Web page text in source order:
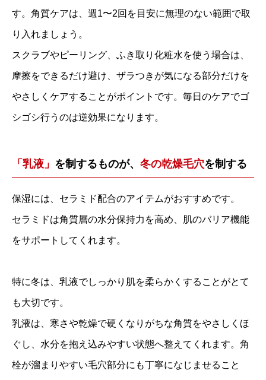
す。角質ケアは、週1〜2回を目安に無理のない範囲で取
り入れましょう。
スクラブやピーリング、ふき取り化粧水を使う場合は、
摩擦をできるだけ避け、ザラつきが気になる部分だけを
やさしくケアすることがポイントです。毎日のケアでゴ
シゴシ行うのは逆効果になります。
「乳液」 を制するものが、 冬の乾燥毛穴を制する
保湿には、セラミド配合のアイテムがおすすめです。
セラミドは角質層の水分保持力を高め、肌のバリア機能
をサポートしてくれます。
特に冬は、乳液でしっかり肌を柔らかくすることがとて
も大切です。
乳液は、寒さや乾燥で硬くなりがちな角質をやさしくほ
ぐし、水分を抱え込みやすい状態へ整えてくれます。角
栓が溜まりやすい毛穴部分にも丁寧になじませること